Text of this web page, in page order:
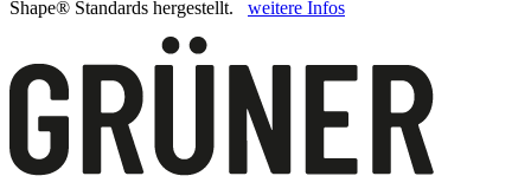
Shape® Standards hergestellt. weitere Infos